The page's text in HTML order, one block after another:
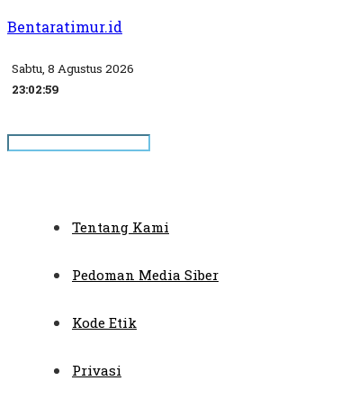
Bentaratimur.id
Sabtu, 8 Agustus 2026
23:03:00
Tentang Kami
Pedoman Media Siber
Kode Etik
Privasi